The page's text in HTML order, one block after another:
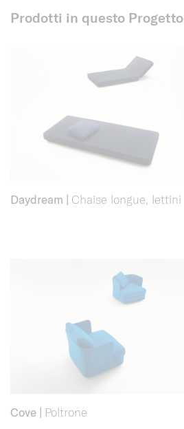
Prodotti in questo Progetto
Daydream | Chaise longue, lettini
Cove | Poltrone